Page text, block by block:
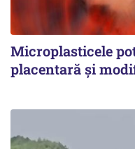
Microplasticele
placentară și